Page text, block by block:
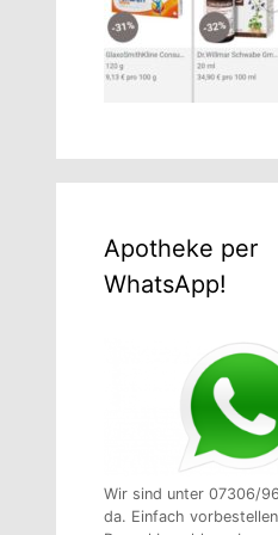
Apotheke per
WhatsApp!
Wir sind unter 07306/
da. Einfach